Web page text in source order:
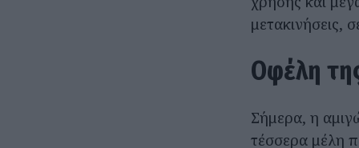
μετακινήσεις,
Οφέλη
Σήμερα, η
τέσσερα μέλη